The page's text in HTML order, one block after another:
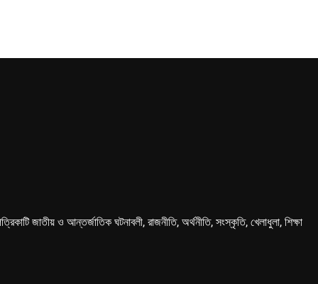
জাতীয় ও আন্তর্জাতিক ঘটনাবলী, রাজনীতি, অর্থনীতি, সংস্কৃতি, খেলাধুলা, শিক্ষা